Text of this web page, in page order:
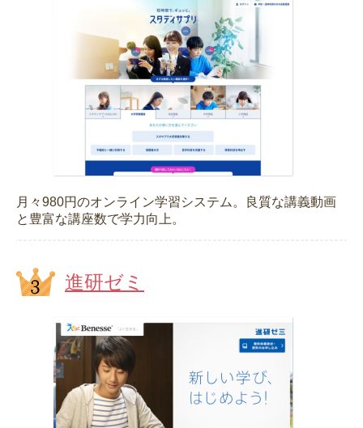
月々980円のオンライン学習システム。良質な講義動画
と豊富な講座数で学力向上。
進研ゼミ